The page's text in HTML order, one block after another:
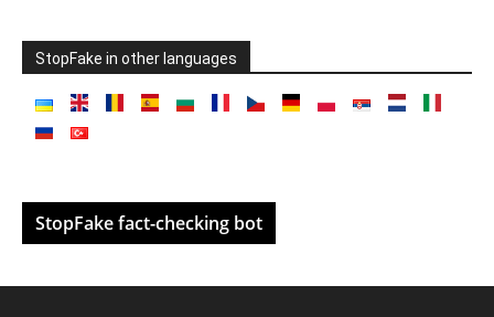
StopFake in other languages
StopFake fact-checking bot